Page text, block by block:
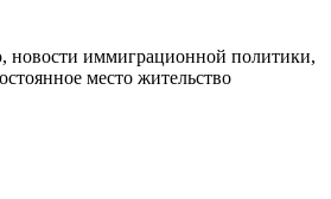
иммиграционной политики,
место жительство